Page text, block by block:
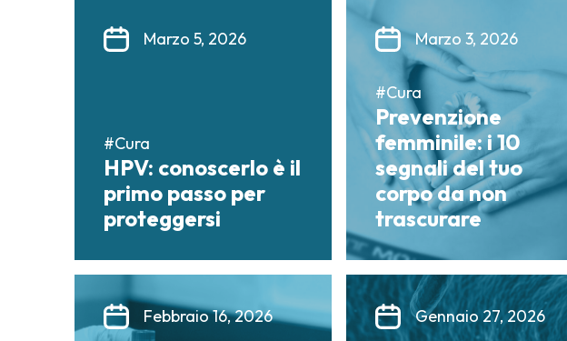
Marzo 5, 2026
#Cura
HPV: conoscerlo è il
primo passo per
proteggersi
Marzo 3, 2026
#Cura
Prevenzione
femminile: i 10
segnali del tuo
corpo da non
trascurare
Febbraio 16, 2026 Gennaio 27, 2026